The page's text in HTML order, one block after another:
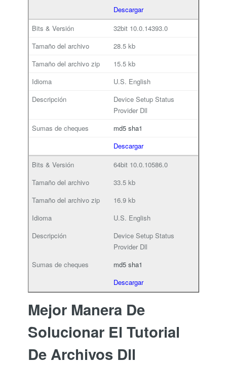
Descargar
32bit 10.0.14393.0
28.5 kb
15.5 kb
U.S. English
Device Setup Status
Provider Dll
md5 sha1
Descargar
64bit 10.0.10586.0
33.5 kb
16.9 kb
U.S. English
Device Setup Status
Provider Dll
md5 sha1
Descargar
Mejor Manera De
Solucionar El Tutorial
De Archivos Dll